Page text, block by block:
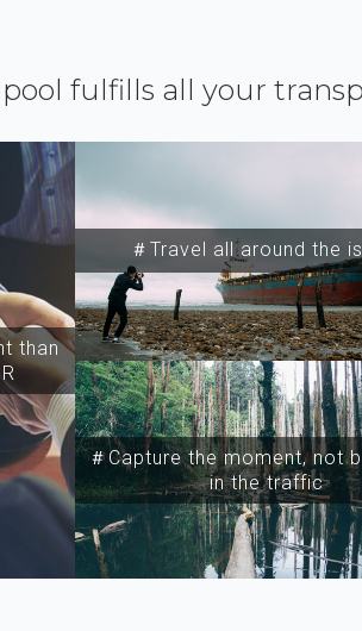
fulfills all your
than
＃Travel all around the
＃Capture the moment, not
in the traffic